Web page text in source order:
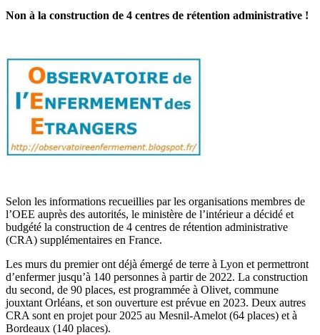
Non à la construction de 4 centres de rétention administrative !
Selon les informations recueillies par les organisations membres de
l’OEE auprès des autorités, le ministère de l’intérieur a décidé et
budgété la construction de 4 centres de rétention administrative
(CRA) supplémentaires en France.
Les murs du premier ont déjà émergé de terre à Lyon et permettront
d’enfermer jusqu’à 140 personnes à partir de 2022. La construction
du second, de 90 places, est programmée à Olivet, commune
jouxtant Orléans, et son ouverture est prévue en 2023. Deux autres
CRA sont en projet pour 2025 au Mesnil-Amelot (64 places) et à
Bordeaux (140 places).